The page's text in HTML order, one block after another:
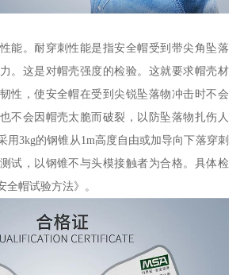
能。耐穿刺性能是指安全帽受到带尖角坠落
。这是对帽壳强度的检验。这就要求帽壳材
性，使安全帽在受到尖锐坠落物冲击时不会
不会因帽壳太脆而破裂，以防坠落物扎伤人
用3kg的钢锥从1m高度自由或加导向下落穿刺
试，以钢锥不与头模接触者为合格。具体检
帽试验方法》。